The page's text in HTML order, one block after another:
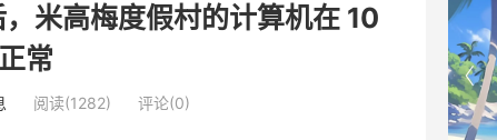
米高梅度假村的计算机在 10
常
阅读(1282) 评论(0)
